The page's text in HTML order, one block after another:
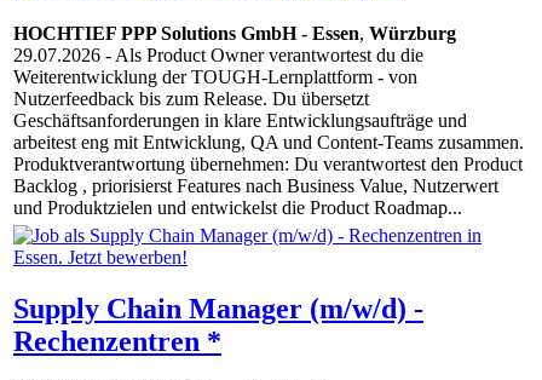
HOCHTIEF PPP Solutions GmbH- Essen, Würzburg
29.07.2026 - Als Product Owner verantwortest du die
Weiterentwicklung der TOUGH-Lernplattform - von
Nutzerfeedback bis zum Release. Du übersetzt
Geschäftsanforderungen in klare Entwicklungsaufträge und
arbeitest eng mit Entwicklung, QA und Content-Teams zusammen.
Produktverantwortung übernehmen: Du verantwortest den Product
Backlog , priorisierst Features nach Business Value, Nutzerwert
und Produktzielen und entwickelst die Product Roadmap...
Supply Chain Manager (m/w/d) -
Rechenzentren *